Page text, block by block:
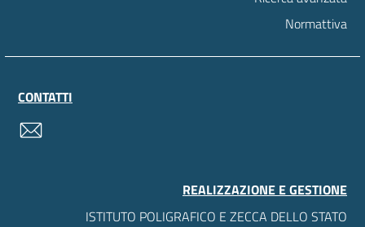
Normattiva
CONTATTI
REALIZZAZIONE E GESTIONE
ISTITUTO POLIGRAFICO E ZECCA DELLO STATO